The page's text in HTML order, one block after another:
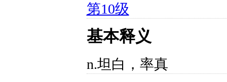
第10级
基本释义
n.坦白，率真